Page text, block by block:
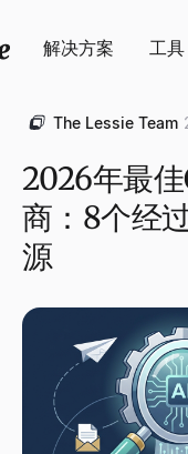
解决方案 工具
The Lessie Team
2026年最
商：8个经
源